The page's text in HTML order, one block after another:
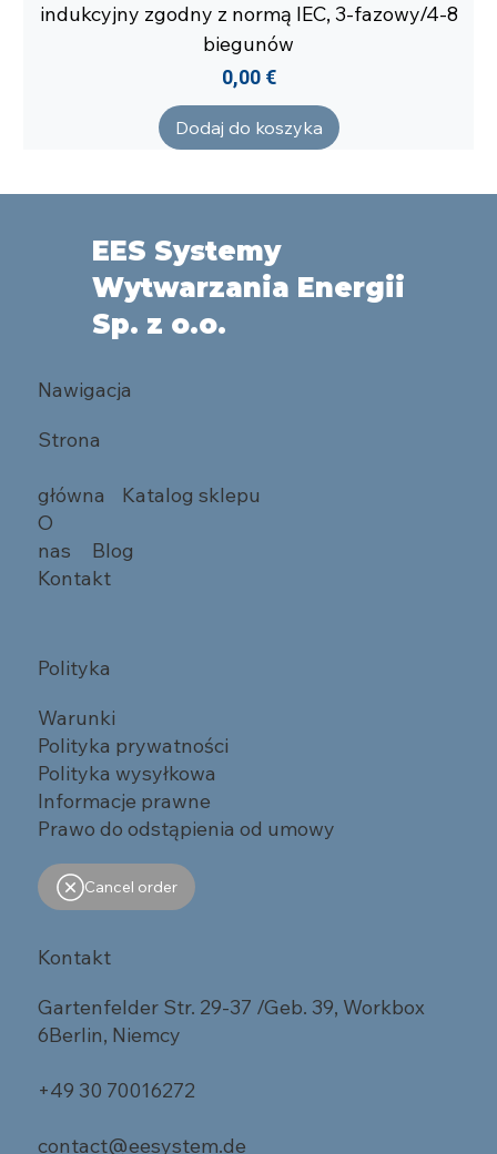
indukcyjny zgodny z normą IEC, 3-fazowy/4-8
biegunów
Cena
0,00 €
Dodaj do koszyka
EES Systemy
Wytwarzania Energii
Sp. z o.o.
Nawigacja
Strona
główna
Katalog sklepu
O
nas
Blog
Kontakt
Polityka
Warunki
Polityka prywatności
Polityka wysyłkowa
Informacje prawne
Prawo do odstąpienia od umowy
Cancel order
Kontakt
Gartenfelder Str. 29-37 /Geb. 39, Workbox
6Berlin, Niemcy
+49 30 70016272
contact@eesystem.de